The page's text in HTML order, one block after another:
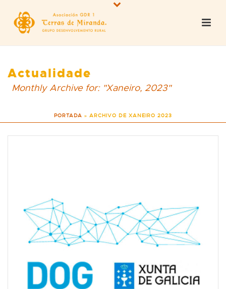
Actualidade
Monthly Archive for: "Xaneiro, 2023"
PORTADA » ARCHIVO DE XANEIRO 2023